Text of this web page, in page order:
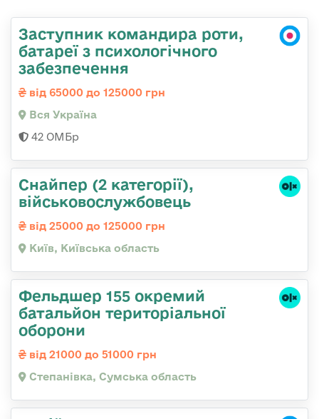
Заступник командира роти,
батареї з психологічного
забезпечення
від 65000 до 125000 грн
Вся Україна
42 ОМБр
Снайпер (2 категорії),
військовослужбовець
від 25000 до 125000 грн
Київ, Київська область
Фельдшер 155 окремий
батальйон територіальної
оборони
від 21000 до 51000 грн
Степанівка, Сумська область